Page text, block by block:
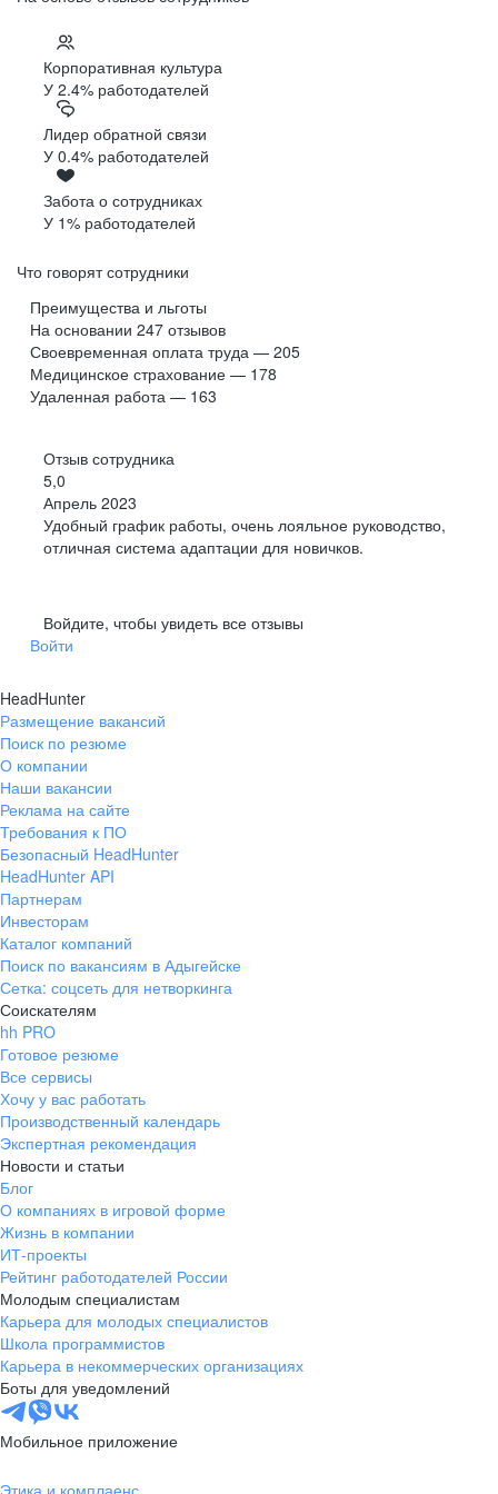
Корпоративная культура
У 2.4% работодателей
Лидер обратной связи
У 0.4% работодателей
Забота о сотрудниках
У 1% работодателей
Что говорят сотрудники
Преимущества и льготы
На основании 247 отзывов
Своевременная оплата труда — 205
Медицинское страхование — 178
Удаленная работа — 163
Отзыв сотрудника
5,0
Апрель 2023
Удобный график работы, очень лояльное руководство,
отличная система адаптации для новичков.
Войдите, чтобы увидеть все отзывы
Войти
HeadHunter
Размещение вакансий
Поиск по резюме
О компании
Наши вакансии
Реклама на сайте
Требования к ПО
Безопасный HeadHunter
HeadHunter API
Партнерам
Инвесторам
Каталог компаний
Поиск по вакансиям в Адыгейске
Сетка: соцсеть для нетворкинга
Соискателям
hh PRO
Готовое резюме
Все сервисы
Хочу у вас работать
Производственный календарь
Экспертная рекомендация
Новости и статьи
Блог
О компаниях в игровой форме
Жизнь в компании
ИТ-проекты
Рейтинг работодателей России
Молодым специалистам
Карьера для молодых специалистов
Школа программистов
Карьера в некоммерческих организациях
Боты для уведомлений
Мобильное приложение